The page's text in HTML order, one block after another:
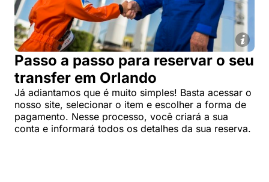
Passo a passo para reservar o seu
transfer em Orlando
Já adiantamos que é muito simples! Basta acessar o
nosso site, selecionar o item e escolher a forma de
pagamento. Nesse processo, você criará a sua
conta e informará todos os detalhes da sua reserva.